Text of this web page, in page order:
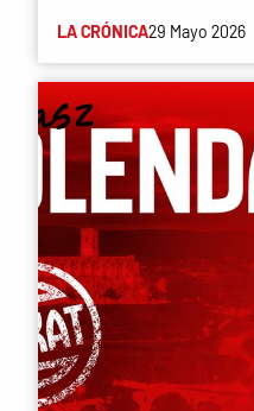
LA CRÓNICA29 Mayo 2026